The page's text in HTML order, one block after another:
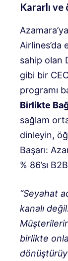
Kararlı
Airlines’da
sahip olan
gibi bir
programı
Birlikte
sağlam
dinleyin,
Başarı:
% 86’sı
“Seyahat
kanalı
birlikte